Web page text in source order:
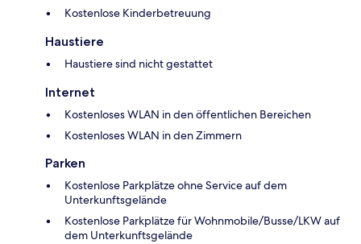
Kostenlose Kinderbetreuung
Haustiere
Haustiere sind nicht gestattet
Internet
Kostenloses WLAN in den öffentlichen Bereichen
Kostenloses WLAN in den Zimmern
Parken
Kostenlose Parkplätze ohne Service auf dem
Unterkunftsgelände
Kostenlose Parkplätze für Wohnmobile/Busse/LKW auf
dem Unterkunftsgelände